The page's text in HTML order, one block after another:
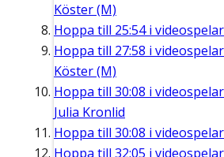
Köster (M)
Hoppa till 25:54i
Hoppa till 27:58 i
Köster (M)
Hoppa till 30:08 i
Julia Kronlid
Hoppa till 30:08 i
Hoppa till 32:05 i